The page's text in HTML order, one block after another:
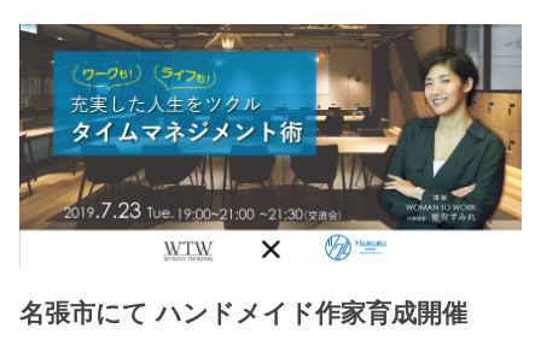
名張市にて ハンドメイド作家育成開催